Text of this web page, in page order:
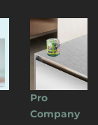
Pro
Company